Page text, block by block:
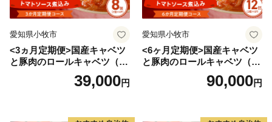
紡いできた農山村の原風景と営みを大切にしながら、次
世代への引き継いでいきたいと考えています。
愛知県小牧市
<3ヵ月定期便>国産キャベツ
と豚肉のロールキャベツ（4P
39,000円
愛知県小牧市
<6ヶ月定期便>国産キャベツ
と豚肉のロールキャベツ（6P
90,000円